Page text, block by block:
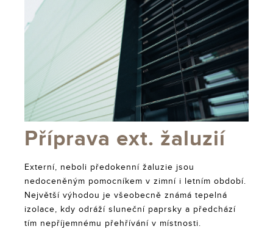
Příprava ext. žaluzií
Externí, neboli předokenní žaluzie jsou
nedoceněným pomocníkem v zimní i letním období.
Největší výhodou je všeobecně známá tepelná
izolace, kdy odráží sluneční paprsky a předchází
tím nepříjemnému přehřívání v místnosti.